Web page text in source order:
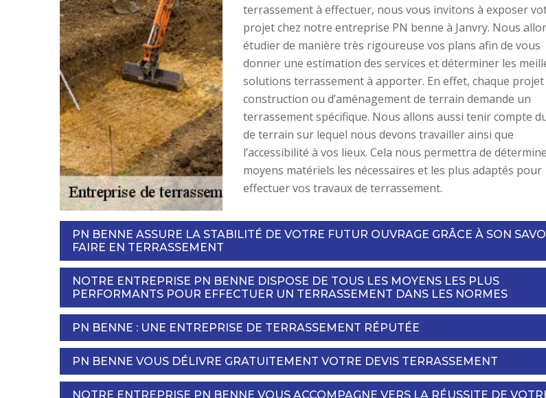
terrassement à effectuer, nous vous invitons à exposer
projet chez notre entreprise PN benne à Janvry. Nous
étudier de manière très rigoureuse vos plans afin de vous
donner une estimation des services et déterminer les
solutions terrassement à apporter. En effet, chaque projet
construction ou d’aménagement de terrain demande un
terrassement spécifique. Nous allons aussi tenir compte
de terrain sur lequel nous devons travailler ainsi que
l’accessibilité à vos lieux. Cela nous permettra de
moyens matériels les nécessaires et les plus adaptés pour
effectuer vos travaux de terrassement.
PN BENNE ASSURE LA STABILITÉ DE VOTRE FUTUR OUVRAGE GRÂCE À SON
FAIRE EN TERRASSEMENT
NOTRE ENTREPRISE PN BENNE DISPOSE DE TOUS LES MOYENS LES PLUS
PERFORMANTS POUR EFFECTUER UN TERRASSEMENT DANS LES NORMES
PN BENNE : UNE ENTREPRISE DE TERRASSEMENT RÉPUTÉE
PN BENNE VOUS DÉLIVRE GRATUITEMENT VOTRE DEVIS TERRASSEMENT
NOTRE ENTREPRISE PN BENNE VOUS ACCOMPAGNE VERS LA RÉUSSITE DE